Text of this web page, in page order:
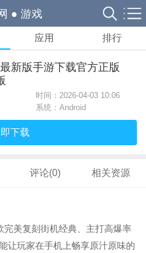
● 游戏
应用 排行
新版手游下载官方正版
时间：2026-04-03 10:06
系统：Android
下载
评论(0) 相关资源
完美复刻街机经典、主打高爆率
让玩家在手机上畅享原汁原味的